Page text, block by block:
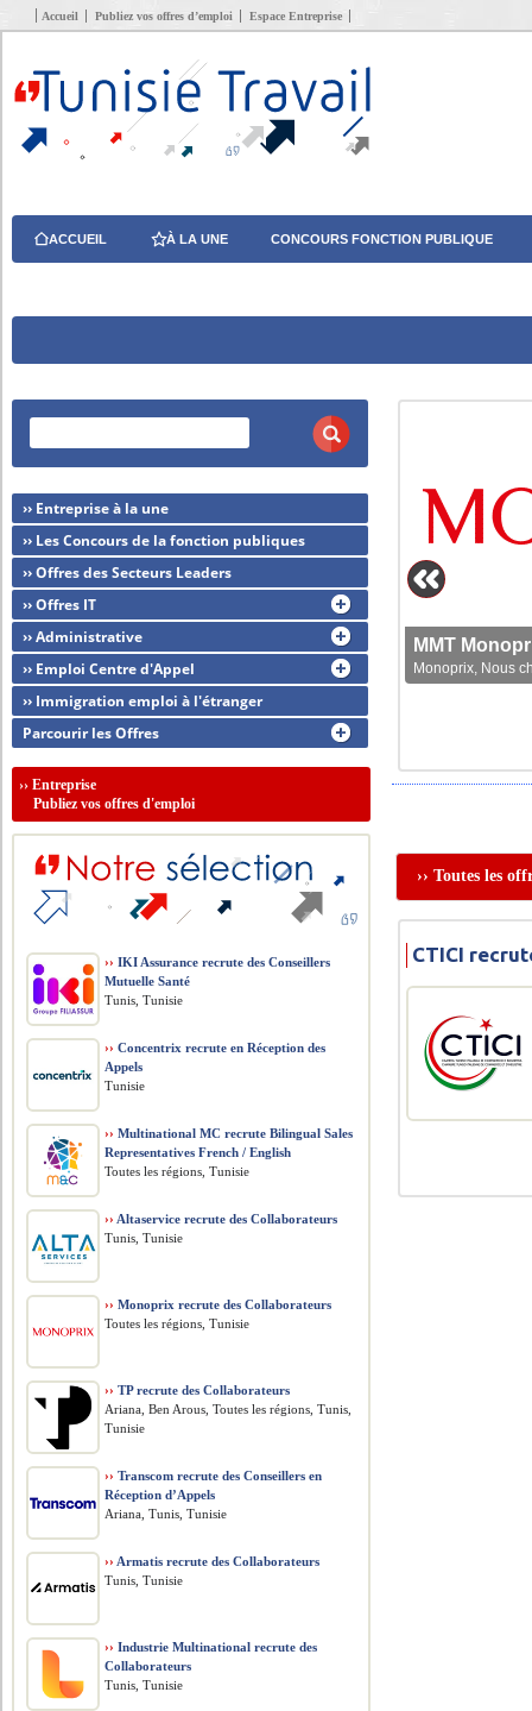
Accueil Publiez vos offres d’emploi Espace Entreprise
ACCUEIL À LA UNE CONCOURS FONCTION PUBLIQUE
MMT
Monoprix, Nous
›› Toutes les
CTICI
›› Entreprise à la une
›› Les Concours de la fonction publiques
›› Offres des Secteurs Leaders
›› Offres IT
›› Administrative
›› Emploi Centre d'Appel
›› Immigration emploi à l'étranger
Parcourir les Offres
››Entreprise
Publiez vos offres d'emploi
›› IKI Assurance recrute des Conseillers
Mutuelle Santé
Tunis, Tunisie
›› Concentrix recrute en Réception des
Appels
Tunisie
›› Multinational MC recrute Bilingual Sales
Representatives French / English
Toutes les régions, Tunisie
›› Altaservice recrute des Collaborateurs
Tunis, Tunisie
›› Monoprix recrute des Collaborateurs
Toutes les régions, Tunisie
›› TP recrute des Collaborateurs
Ariana, Ben Arous, Toutes les régions, Tunis,
Tunisie
›› Transcom recrute des Conseillers en
Réception d’Appels
Ariana, Tunis, Tunisie
›› Armatis recrute des Collaborateurs
Tunis, Tunisie
›› Industrie Multinational recrute des
Collaborateurs
Tunis, Tunisie